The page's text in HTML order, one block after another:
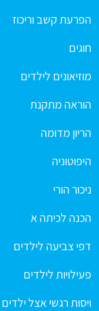
הפרעת קשב וריכוז
חוגים
מוזיאונים לילדים
הוראה מתקנת
הריון מדומה
היפוטוניה
ניכור הורי
הכנה לכיתה א
דפי צביעה לילדים
פעילויות לילדים
ויסות רגשי אצל ילדים